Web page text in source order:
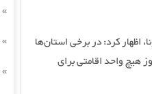
»
»
»
اظهار کرد: در برخی استان‌ها
هیچ واحد اقامتی برای